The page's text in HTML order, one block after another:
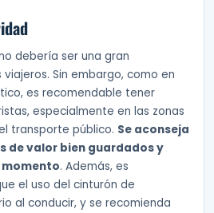
debería ser una gran
Sin embargo, como en
es recomendable tener
especialmente en las zonas
transporte público. Se aconseja
de valor bien guardados y
. Además, es
el uso del cinturón de
al conducir, y se recomienda